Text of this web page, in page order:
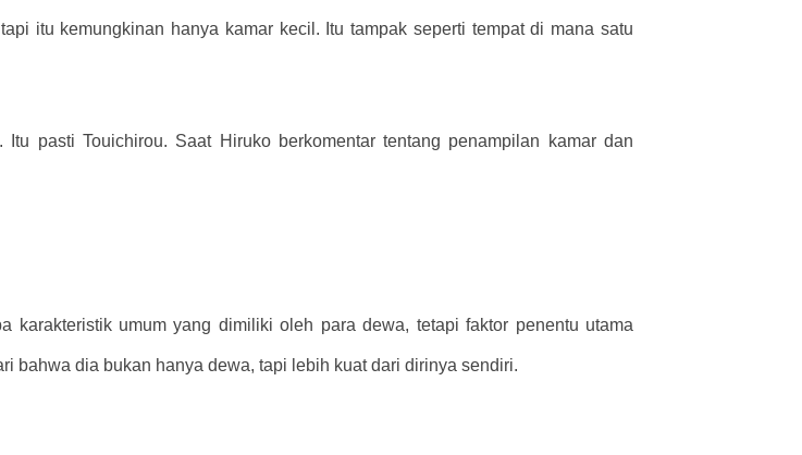
itu kemungkinan hanya kamar kecil. Itu tampak seperti tempat di mana satu
pasti Touichirou. Saat Hiruko berkomentar tentang penampilan kamar dan
karakteristik umum yang dimiliki oleh para dewa, tetapi faktor penentu utama
bahwa dia bukan hanya dewa, tapi lebih kuat dari dirinya sendiri.